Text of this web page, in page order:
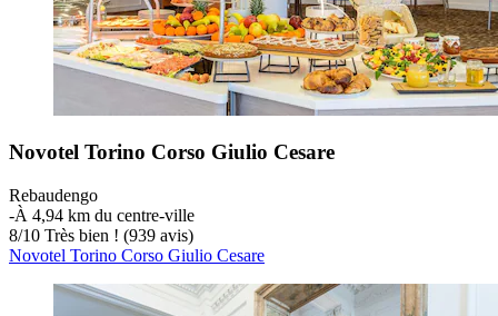
Novotel Torino Corso Giulio Cesare
Rebaudengo
‐À 4,94 km du centre-ville
8/10 Très bien ! (939 avis)
Novotel Torino Corso Giulio Cesare